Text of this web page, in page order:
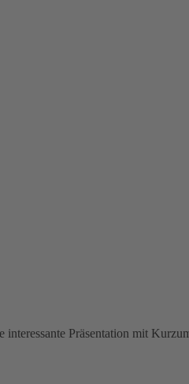
interessante Präsentation mit